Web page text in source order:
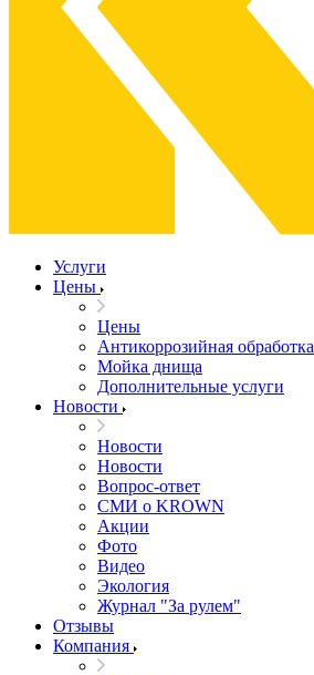
Услуги
Цены
Цены
Антикоррозийная обработка
Мойка днища
Дополнительные услуги
Новости
Новости
Новости
Вопрос-ответ
СМИ о KROWN
Акции
Фото
Видео
Экология
Журнал "За рулем"
Отзывы
Компания